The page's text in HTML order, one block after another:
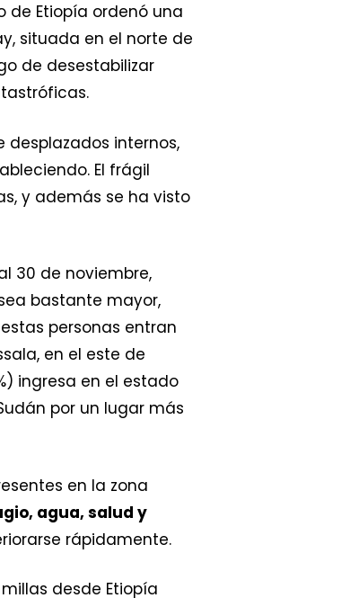
de Etiopía ordenó una
situada en el norte de
de desestabilizar
desplazados internos,
El frágil
y además se ha visto
30 de noviembre,
bastante mayor,
personas entran
en el este de
ingresa en el estado
por un lugar más
en la zona
agua, salud y
rápidamente.